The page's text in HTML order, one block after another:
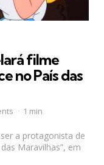
filme
no País das
1 min
a protagonista de
Maravilhas”, em